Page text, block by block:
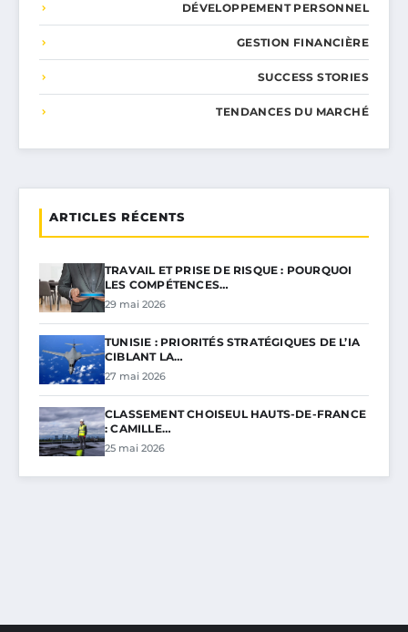
DÉVELOPPEMENT PERSONNEL
GESTION FINANCIÈRE
SUCCESS STORIES
TENDANCES DU MARCHÉ
ARTICLES RÉCENTS
TRAVAIL ET PRISE DE RISQUE : POURQUOI
LES COMPÉTENCES…
29 mai 2026
TUNISIE : PRIORITÉS STRATÉGIQUES DE L’IA
CIBLANT LA…
27 mai 2026
CLASSEMENT CHOISEUL HAUTS-DE-FRANCE
: CAMILLE…
25 mai 2026